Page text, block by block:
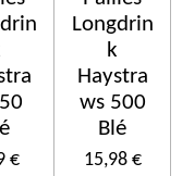
€
Longdrin
k
Haystra
ws 500
Blé
15,98 €